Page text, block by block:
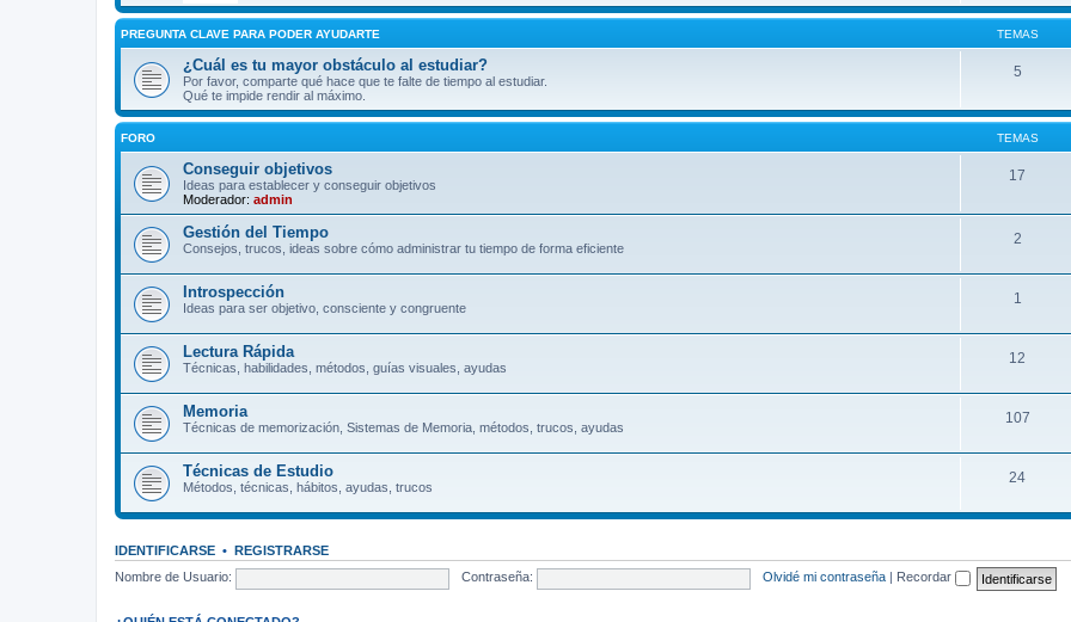
PREGUNTA CLAVE PARA PODER AYUDARTE TEMAS
¿Cuál es tu mayor obstáculo al estudiar?
Por favor, comparte qué hace que te falte de tiempo al estudiar.
Qué te impide rendir al máximo.
5
FORO TEMAS
Conseguir objetivos
Ideas para establecer y conseguir objetivos
Moderador: admin
17
Gestión del Tiempo
Consejos, trucos, ideas sobre cómo administrar tu tiempo de forma eficiente
2
Introspección
Ideas para ser objetivo, consciente y congruente
1
Lectura Rápida
Técnicas, habilidades, métodos, guías visuales, ayudas
12
Memoria
Técnicas de memorización, Sistemas de Memoria, métodos, trucos, ayudas
107
Técnicas de Estudio
Métodos, técnicas, hábitos, ayudas, trucos
24
IDENTIFICARSE • REGISTRARSE
Nombre de Usuario:
Contraseña: Olvidé mi contraseña Recordar